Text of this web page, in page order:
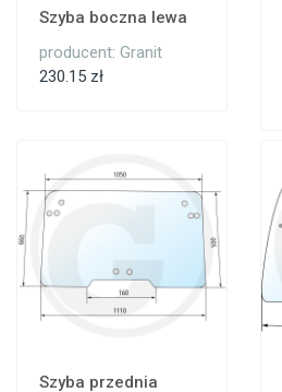
Szyba boczna lewa
producent: Granit
230.15 zł
Szyba przednia